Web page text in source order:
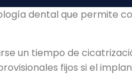
dental que permite
un tiempo de
fijos si el